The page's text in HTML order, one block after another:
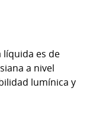
líquida es de
a nivel
lumínica y